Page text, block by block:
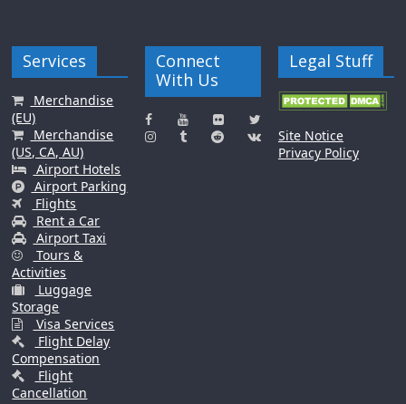
Services
Merchandise
(EU)
Merchandise
(US, CA, AU)
Airport Hotels
Airport Parking
Flights
Rent a Car
Airport Taxi
Tours &
Activities
Luggage
Storage
Visa Services
Flight Delay
Compensation
Flight
Cancellation
Connect
With Us
Legal Stuff
Site Notice
Privacy Policy